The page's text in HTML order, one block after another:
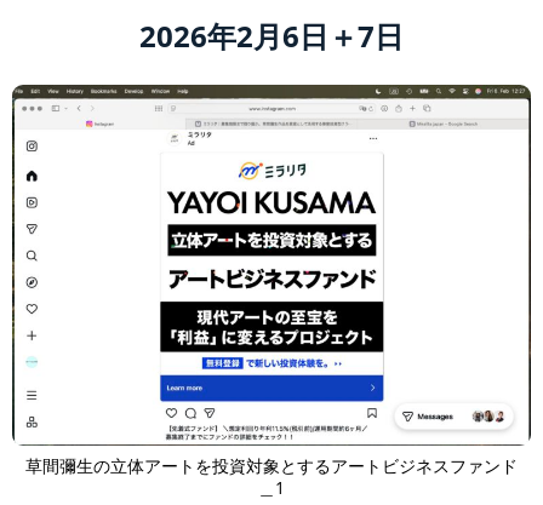
2026年2月6日＋7日
草間彌生の立体アートを投資対象とするアートビジネスファンド
＿1